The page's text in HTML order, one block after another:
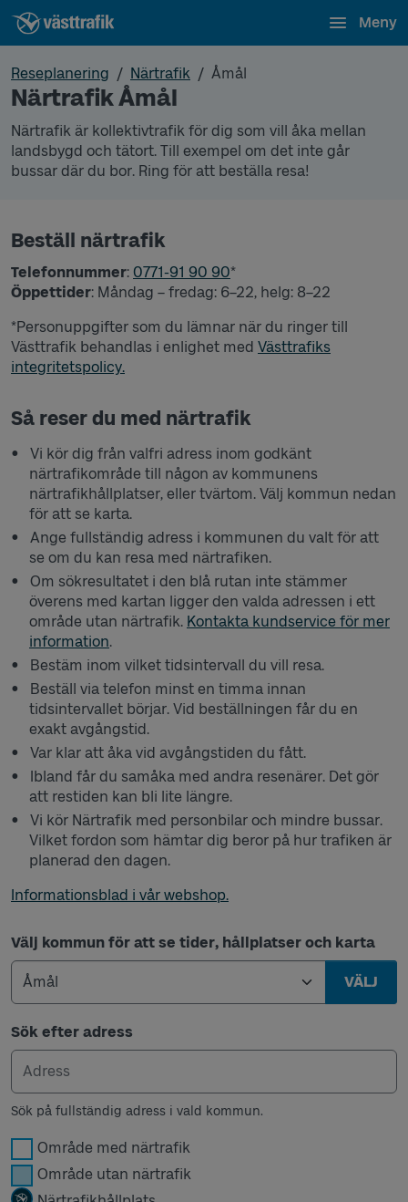
Meny
Reseplanering Närtrafik Åmål
Närtrafik Åmål
Närtrafik är kollektivtrafik för dig som vill åka mellan
landsbygd och tätort. Till exempel om det inte går
bussar där du bor. Ring för att beställa resa!
Beställ närtrafik
Telefonnummer: 0771-91 90 90*
Öppettider: Måndag – fredag: 6–22, helg: 8–22
*Personuppgifter som du lämnar när du ringer till
Västtrafik behandlas i enlighet med Västtrafiks
integritetspolicy.
Så reser du med närtrafik
Vi kör dig från valfri adress inom godkänt
närtrafikområde till någon av kommunens
närtrafikhållplatser, eller tvärtom. Välj kommun nedan
för att se karta.
Ange fullständig adress i kommunen du valt för att
se om du kan resa med närtrafiken.
Om sökresultatet i den blå rutan inte stämmer
överens med kartan ligger den valda adressen i ett
område utan närtrafik. Kontakta kundservice för mer
information.
Bestäm inom vilket tidsintervall du vill resa.
Beställ via telefon minst en timma innan
tidsintervallet börjar. Vid beställningen får du en
exakt avgångstid.
Var klar att åka vid avgångstiden du fått.
Ibland får du samåka med andra resenärer. Det gör
att restiden kan bli lite längre.
Vi kör Närtrafik med personbilar och mindre bussar.
Vilket fordon som hämtar dig beror på hur trafiken är
planerad den dagen.
Informationsblad i vår webshop.
Välj kommun för att se tider, hållplatser och karta
VÄLJ
Sök efter adress
Sök på fullständig adress i vald kommun.
Område med närtrafik
Område utan närtrafik